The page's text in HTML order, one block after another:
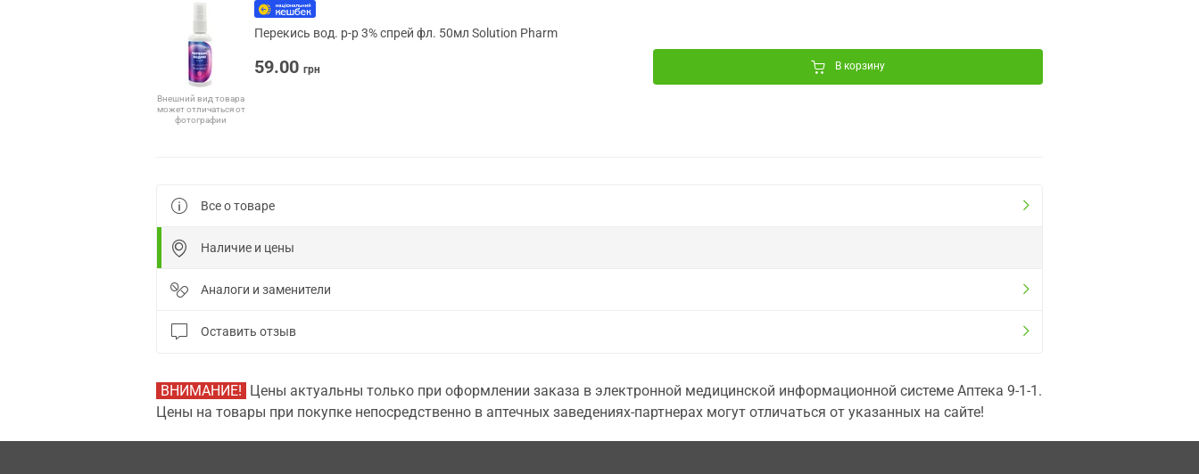
Внешний вид товара
может отличаться от
фотографии
Перекись вод. р-р 3% спрей фл. 50мл Solution Pharm
59.00 грн В корзину
Все о товаре
Наличие и цены
Аналоги и заменители
Оставить отзыв
ВНИМАНИЕ! Цены актуальны только при оформлении заказа в электронной медицинской информационной системе Аптека 9-1-1.
Цены на товары при покупке непосредственно в аптечных заведениях-партнерах могут отличаться от указанных на сайте!